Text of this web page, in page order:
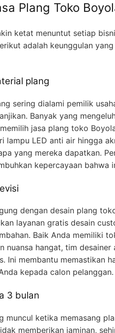
Plang Toko
ketat menuntut setiap
adalah keunggulan
plang
sering dialami pemilik
Banyak yang
jasa plang toko
lampu LED anti air hingga
yang mereka dapatkan.
kepercayaan
dengan desain plang
layanan gratis desain
Baik Anda memiliki
nuansa hangat, tim
Ini membantu memastikan
kepada calon pelanggan.
3 bulan
muncul ketika memasang
memberikan jaminan,